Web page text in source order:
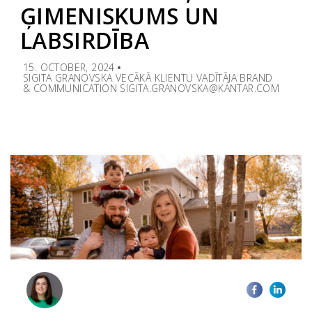
ĢIMENISKUMS UN
LABSIRDĪBA
15. OCTOBER, 2024
SIGITA GRANOVSKA VECĀKĀ KLIENTU VADĪTĀJA BRAND
& COMMUNICATION SIGITA.GRANOVSKA@KANTAR.COM